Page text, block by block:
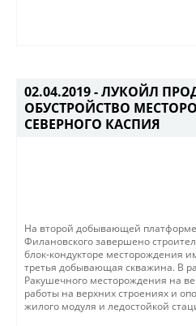
02.04.2019 -ЛУКОЙЛ
ОБУСТРОЙСТВО
СЕВЕРНОГО КАСПИЯ
​​На второй добывающей
Филановского завершено
блок-кондукторе месторождения
третья добывающая скважина​. ​В
Ракушечного месторождения на
работы на верхних строениях и
жилого модуля и ледостойкой